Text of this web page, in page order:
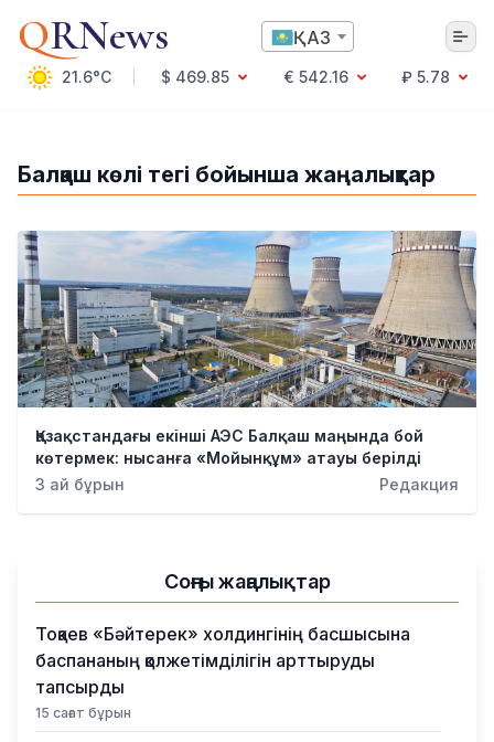
QRNews ҚАЗ
21.6°C $ 469.85 € 542.16
₽ 5.78
Мәдениет
Саясат
Технология
Экономика
Әлемде
Қоғам
Білім және Ғылым
Оқиға
Ауа райы
Денсаулық
Бизнес
Балқаш көлі тегі бойынша жаңалықтар
Қазақстандағы екінші АЭС Балқаш маңында бой
көтермек: нысанға «Мойынқұм» атауы берілді
3 ай бұрын
Редакция
Соңғы жаңалықтар
Тоқаев «Бәйтерек» холдингінің басшысына
баспананың қолжетімділігін арттыруды
тапсырды
15 сағат бұрын